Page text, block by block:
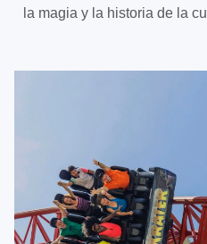
la magia y la historia de la